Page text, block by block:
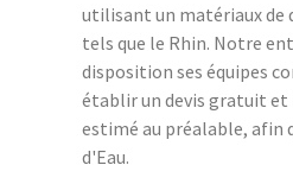
utilisant un matériaux de
tels que le Rhin. Notre
disposition ses équipes
établir un devis gratuit et
estimé au préalable, afin
d'Eau.